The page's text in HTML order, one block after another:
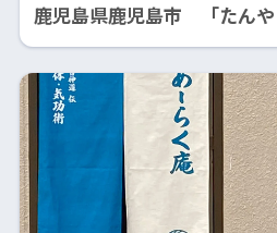
鹿児島県鹿児島市 「たん